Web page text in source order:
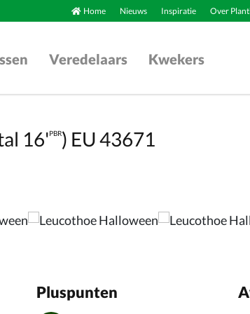
Home Nieuws Inspiratie Over
Veredelaars Kwekers
16'PBR) EU 43671
Pluspunten